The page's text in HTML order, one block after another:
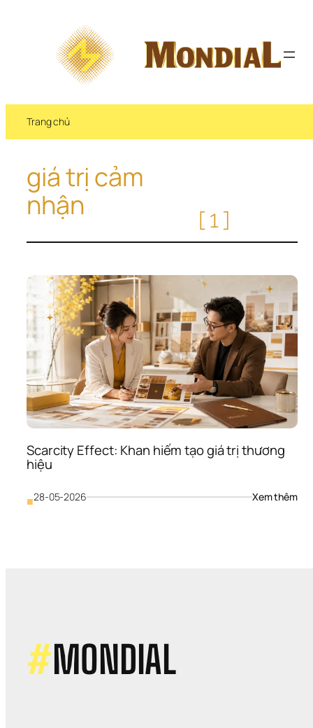
Trang chủ
giá trị cảm
nhận
[1]
Scarcity Effect: Khan hiếm tạo giá trị thương
hiệu
■28-05-2026 Xem thêm:
#MONDIAL